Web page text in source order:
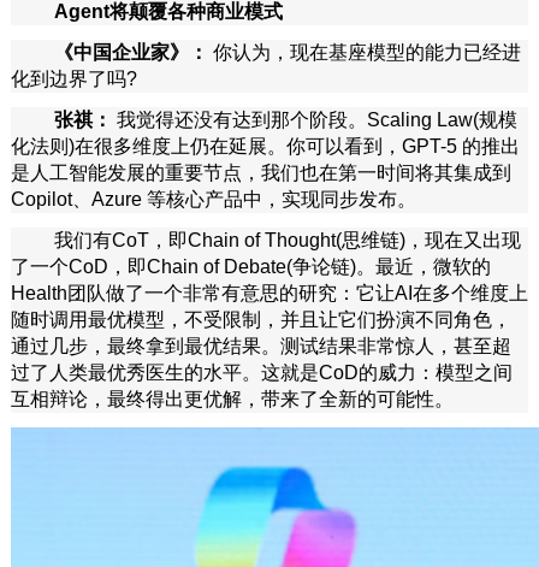
Agent将颠覆各种商业模式
《中国企业家》： 你认为，现在基座模型的能力已经进
化到边界了吗?
张祺： 我觉得还没有达到那个阶段。Scaling Law(规模
化法则)在很多维度上仍在延展。你可以看到，GPT-5 的推出
是人工智能发展的重要节点，我们也在第一时间将其集成到
Copilot、Azure 等核心产品中，实现同步发布。
我们有CoT，即Chain of Thought(思维链)，现在又出现
了一个CoD，即Chain of Debate(争论链)。最近，微软的
Health团队做了一个非常有意思的研究：它让AI在多个维度上
随时调用最优模型，不受限制，并且让它们扮演不同角色，
通过几步，最终拿到最优结果。测试结果非常惊人，甚至超
过了人类最优秀医生的水平。这就是CoD的威力：模型之间
互相辩论，最终得出更优解，带来了全新的可能性。